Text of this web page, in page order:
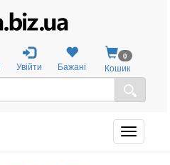
Увійти Бажані
0
Кошик